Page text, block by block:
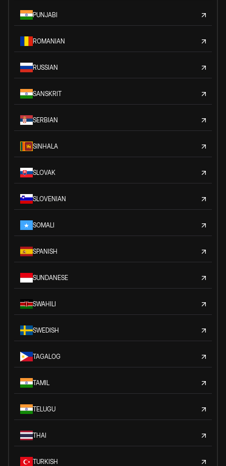
PUNJABI
ROMANIAN
RUSSIAN
SANSKRIT
SERBIAN
SINHALA
SLOVAK
SLOVENIAN
SOMALI
SPANISH
SUNDANESE
SWAHILI
SWEDISH
TAGALOG
TAMIL
TELUGU
THAI
TURKISH